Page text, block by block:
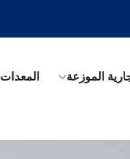
الموزعة المعدات